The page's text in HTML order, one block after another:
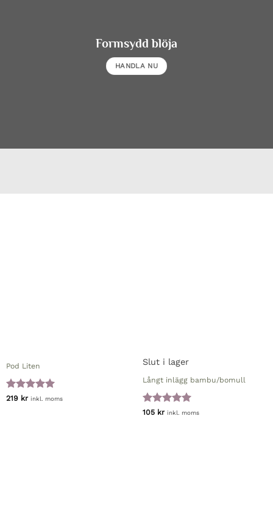
Formsydd blöja
HANDLA NU
Pod Liten
Betygsatt5
219 kr inkl. moms
Slut i lager
Långt inlägg bambu/bomull
Betygsatt5
105 kr inkl. moms